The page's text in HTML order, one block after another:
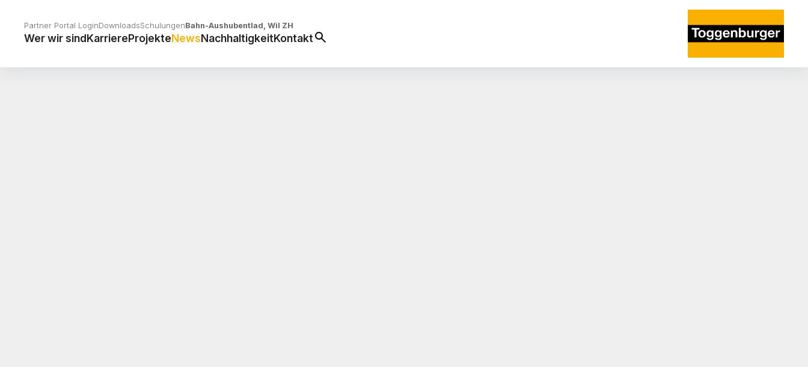
Partner Portal LoginDownloadsSchulungenBahn-Aushubentlad, Wil ZH
Wer wir sindKarriereProjekteNewsNachhaltigkeitKontakt